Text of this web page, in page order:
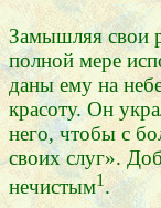
Замышляя свои
полной мере
даны ему на
красоту. Он
него, чтобы с
своих слуг».
нечистым1.